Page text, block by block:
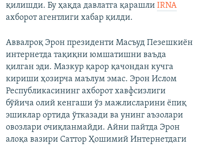
қилишди. Бу ҳақда давлатга қарашли IRNA
ахборот агентлиги хабар қилди.
Аввалроқ Эрон президенти Масъуд Пезешкиён
интернетда тақиқни юмшатишни ваъда
қилган эди. Мазкур қарор қачондан кучга
кириши ҳозирча маълум эмас. Эрон Ислом
Республикасининг ахборот хавфсизлиги
бўйича олий кенгаши ўз мажлисларини ёпиқ
эшиклар ортида ўтказади ва унинг аъзолари
овозлари очиқланмайди. Айни пайтда Эрон
алоқа вазири Саттор Ҳошимий Интернетдаги